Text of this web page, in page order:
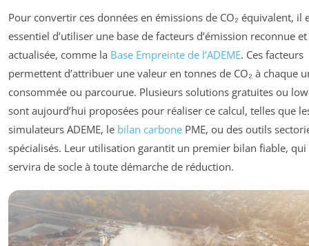
Pour convertir ces données en émissions de CO₂ équivalent, il
essentiel d’utiliser une base de facteurs d’émission reconnue et
actualisée, comme la Base Empreinte de l’ADEME. Ces facteurs
permettent d’attribuer une valeur en tonnes de CO₂ à chaque
consommée ou parcourue. Plusieurs solutions gratuites ou
sont aujourd’hui proposées pour réaliser ce calcul, telles que
simulateurs ADEME, le bilan carbone PME, ou des outils
spécialisés. Leur utilisation garantit un premier bilan fiable, qui
servira de socle à toute démarche de réduction.